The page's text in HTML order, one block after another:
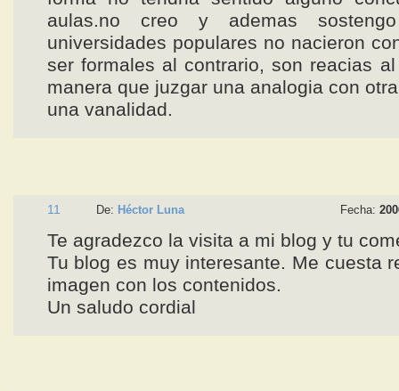
aulas.no creo y ademas
universidades populares no nacieron
ser formales al contrario, son reacias
manera que juzgar una analogia con
una vanalidad.
11 De: Héctor Luna Fecha:
Te agradezco la visita a mi blog y tu
Tu blog es muy interesante. Me cuesta
imagen con los contenidos.
Un saludo cordial